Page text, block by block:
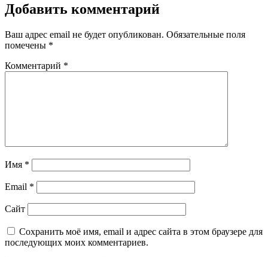
Добавить комментарий
Ваш адрес email не будет опубликован. Обязательные поля
помечены *
Комментарий *
Имя *
Email *
Сайт
Сохранить моё имя, email и адрес сайта в этом браузере для
последующих моих комментариев.